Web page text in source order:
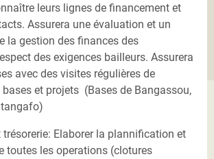
leurs lignes de financement et
Assurera une évaluation et un
la gestion des finances des
des exigences bailleurs. Assurera
avec des visites régulières de
et projets (Bases de Bangassou,
Elaborer la plannification et
toutes les operations (clotures